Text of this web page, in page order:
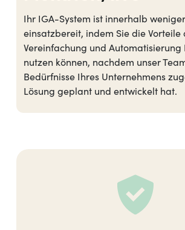
Ihr IGA-System ist innerhalb
einsatzbereit, indem Sie die Vorteile
Vereinfachung und Automatisierung
nutzen können, nachdem unser
Bedürfnisse Ihres Unternehmens
Lösung geplant und entwickelt hat.